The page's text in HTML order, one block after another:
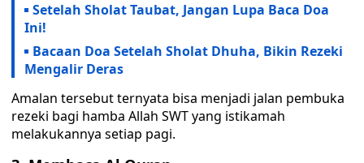
Setelah Sholat Taubat, Jangan Lupa Baca Doa
Ini!
Bacaan Doa Setelah Sholat Dhuha, Bikin Rezeki
Mengalir Deras
Amalan tersebut ternyata bisa menjadi jalan pembuka
rezeki bagi hamba Allah SWT yang istikamah
melakukannya setiap pagi.